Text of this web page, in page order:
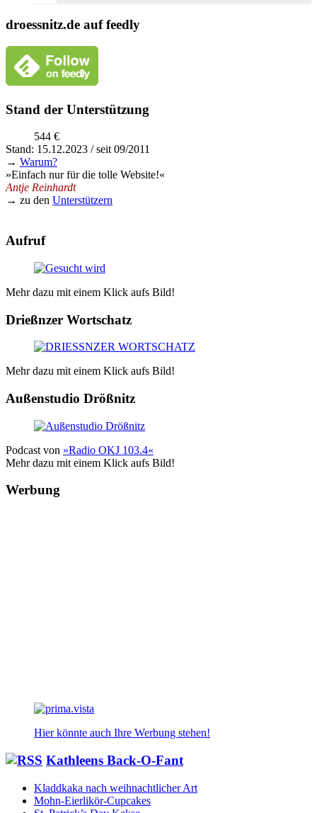
droessnitz.de auf feedly
Stand der Unterstützung
544 €
Stand: 15.12.2023 / seit 09/2011
→ Warum?
»Einfach nur für die tolle Website!«
Antje Reinhardt
→ zu den Unterstützern
Aufruf
Mehr dazu mit einem Klick aufs Bild!
Drießnzer Wortschatz
Mehr dazu mit einem Klick aufs Bild!
Außenstudio Drößnitz
Podcast von »Radio OKJ 103.4«
Mehr dazu mit einem Klick aufs Bild!
Werbung
Hier könnte auch Ihre Werbung stehen!
Kathleens Back-O-Fant
Kladdkaka nach weihnachtlicher Art
Mohn-Eierlikör-Cupcakes